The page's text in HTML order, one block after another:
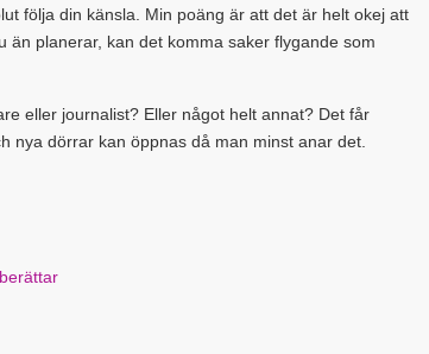
följa din känsla. Min poäng är att det är helt okej att
än planerar, kan det komma saker flygande som
eller journalist? Eller något helt annat? Det får
nya dörrar kan öppnas då man minst anar det.